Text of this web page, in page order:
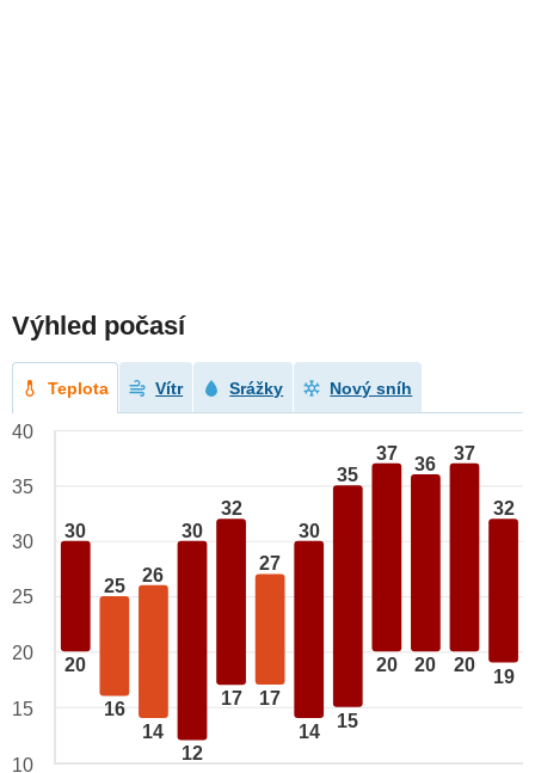
Výhled počasí
Teplota Vítr Srážky Nový sníh
30
20
25
16
26
14
30
12
32
17
27
17
30
14
35
15
37
20
36
20
37
20
32
19
40
35
30
25
20
15
10